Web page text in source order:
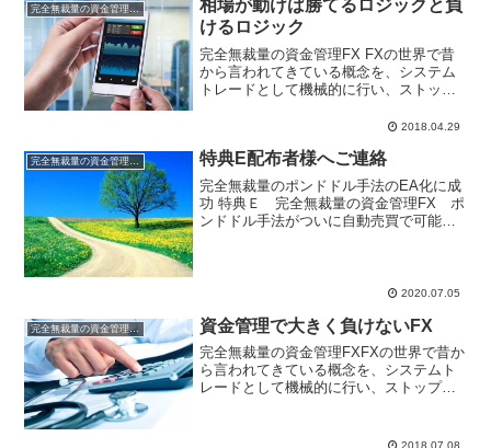
完全無裁量の資金管理FX
相場が動けば勝てるロジックと負
けるロジック
完全無裁量の資金管理FX FXの世界で昔
から言われてきている概念を、システム
トレードとして機械的に行い、ストップ
んしないように資金管理を徹底して行
４月２３日から２７日...
2018.04.29
完全無裁量の資金管理FX 特典E配布者様へご連絡
完全無裁量のポンドドル手法のEA化に成
功 特典Ｅ 完全無裁量の資金管理FX ポ
ンドドル手法がついに自動売買で可能に
2020.07.05
完全無裁量の資金管理FX 資金管理で大きく負けないFX
完全無裁量の資金管理FXFXの世界で昔か
ら言われてきている概念を、システムト
レードとして機械的に行い、ストップと
年単位で勝っていけるかの検証。＜７月
2018.07.08